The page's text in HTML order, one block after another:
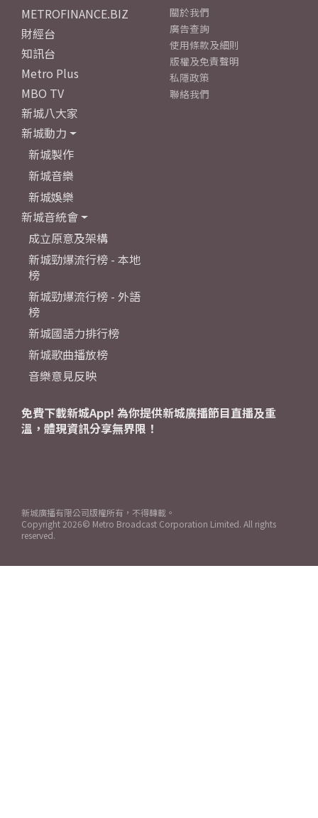
METROFINANCE.BIZ
財經台
知訊台
Metro Plus
MBO TV
新城八大家
新城動力
新城製作
新城音樂
新城娛樂
新城音統會
成立原意及架構
新城勁爆流行榜 - 本地
榜
新城勁爆流行榜 - 外語
榜
新城國語力排行榜
新城歌曲播放榜
音樂意見反映
關於我們
廣告查詢
使用條款及細則
版權及免責聲明
私隱政策
聯絡我們
免費下載新城App! 為你提供新城廣播節目直播及重
溫，體現資訊分享無界限！
新城廣播有限公司版權所有，不得轉載。
Copyright 2026© Metro Broadcast Corporation Limited. All rights
reserved.